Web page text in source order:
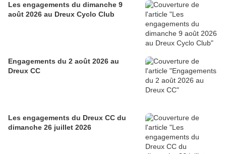
Les engagements du dimanche 9
août 2026 au Dreux Cyclo Club
Engagements du 2 août 2026 au
Dreux CC
Les engagements du Dreux CC du
dimanche 26 juillet 2026